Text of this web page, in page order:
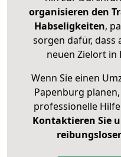
organisieren den
Habseligkeiten,
sorgen dafür, dass
neuen Zielort
Wenn Sie einen
Papenburg
professionelle
Kontaktieren Sie